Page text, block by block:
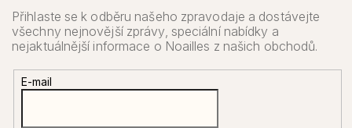
E-mail